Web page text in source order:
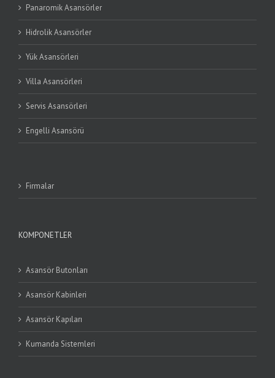
Panaromik Asansörler
Hidrolik Asansörler
Yük Asansörleri
Villa Asansörleri
Servis Asansörleri
Engelli Asansörü
Firmalar
KOMPONETLER
Asansör Butonları
Asansör Kabinleri
Asansör Kapıları
Kumanda Sistemleri